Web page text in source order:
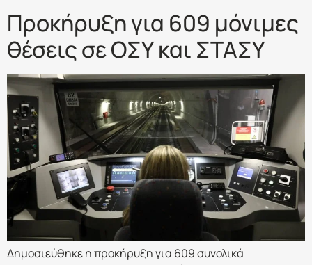
Προκήρυξη για 609 μόνιμες
θέσεις σε ΟΣΥ και ΣΤΑΣΥ
Δημοσιεύθηκε η προκήρυξη για 609 συνολικά